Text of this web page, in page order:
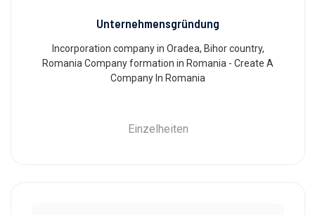
Unternehmensgründung
Incorporation company in Oradea, Bihor country,
Romania Company formation in Romania - Create A
Company In Romania
Einzelheiten